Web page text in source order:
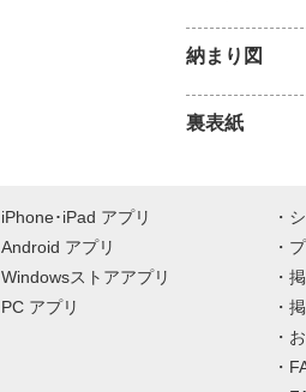
納まり図
裏表紙
iPhone･iPad アプリ
Android アプリ
Windowsストアアプリ
PC アプリ